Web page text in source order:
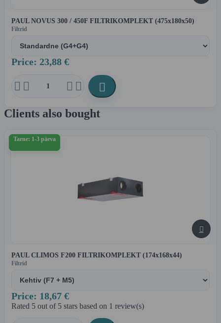
PAUL NOVUS 300 / 450F FILTRIKOMPLEKT (475x180x50)
Filtrid
Price: 23,88 €
    
Clients also bought
Tarne: 1-3 päeva

PAUL CLIMOS F200 FILTRIKOMPLEKT (174x168x44)
Filtrid
Price: 18,67 €
Rated 5 out of 5 stars based on 1 review(s)